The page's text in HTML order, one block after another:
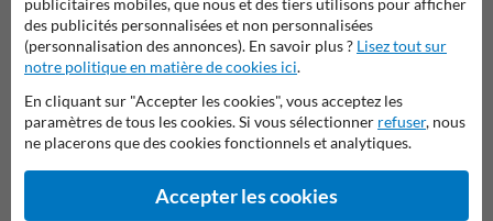
Poser votre question à Panneausecurite.be
publicitaires mobiles, que nous et des tiers utilisons pour afficher
des publicités personnalisées et non personnalisées
(personnalisation des annonces). En savoir plus ? Lisez tout sur
notre politique en matière de cookies ici.
En cliquant sur "Accepter les cookies", vous acceptez les
paramètres de tous les cookies. Si vous sélectionner refuser, nous
ne placerons que des cookies fonctionnels et analytiques.
Accepter les cookies